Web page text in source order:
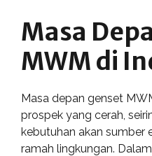
Masa
MWM di
Masa depan genset
prospek yang cerah,
kebutuhan akan sumber
ramah lingkungan.